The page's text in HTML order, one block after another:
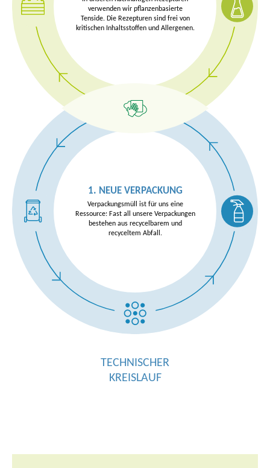
verwenden wir pflanzenbasierte
Tenside. Die Rezepturen sind frei von
kritischen Inhaltsstoffen und Allergenen.
1. NEUE VERPACKUNG
Verpackungsmüll ist für uns eine
Ressource: Fast all unsere Verpackungen
bestehen aus recycelbarem und
recyceltem Abfall.
2. GEBRAUCHSPHASE
3. RECYCLING
4. TECHNISCHE ROHSTOFFE
(RECYCLAT)
TECHNISCHER
KREISLAUF